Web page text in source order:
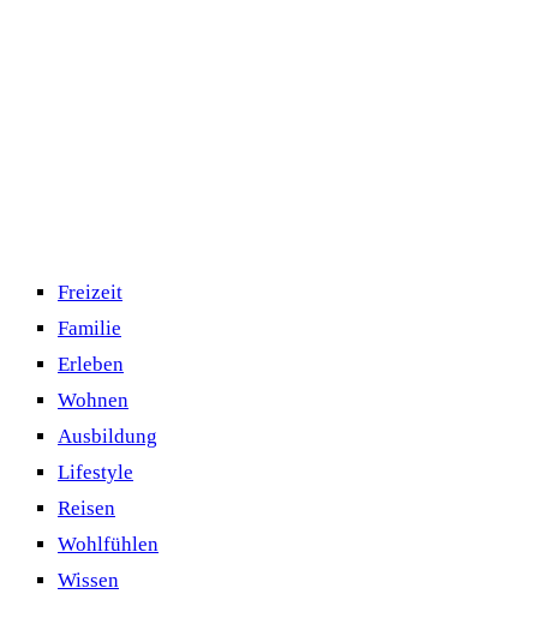
Freizeit
Familie
Erleben
Wohnen
Ausbildung
Lifestyle
Reisen
Wohlfühlen
Wissen